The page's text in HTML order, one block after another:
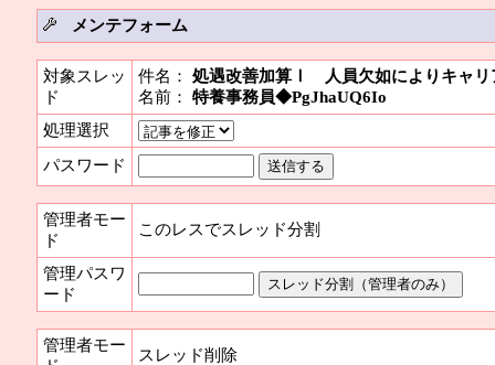
メンテフォーム
対象スレッ
ド
件名： 処遇改善加算Ⅰ 人員欠如によりキャリ
名前： 特養事務員◆PgJhaUQ6Io
処理選択
パスワード
管理者モー
ド
このレスでスレッド分割
管理パスワ
ード
管理者モー
スレッド削除